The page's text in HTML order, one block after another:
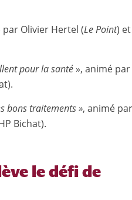
Olivier Hertel (Le Point)
pour la santé», animé
bons traitements », animé
Bichat).
le défi de